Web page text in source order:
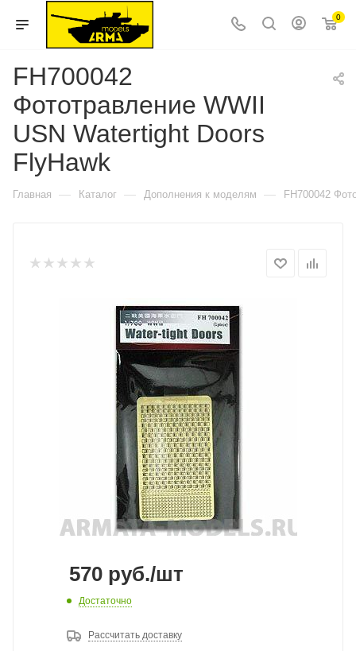
0
FH700042
Фототравление WWII
USN Watertight Doors
FlyHawk
Главная — Каталог — Дополнения к моделям — FH700042
570 руб./шт
Достаточно
Рассчитать доставку